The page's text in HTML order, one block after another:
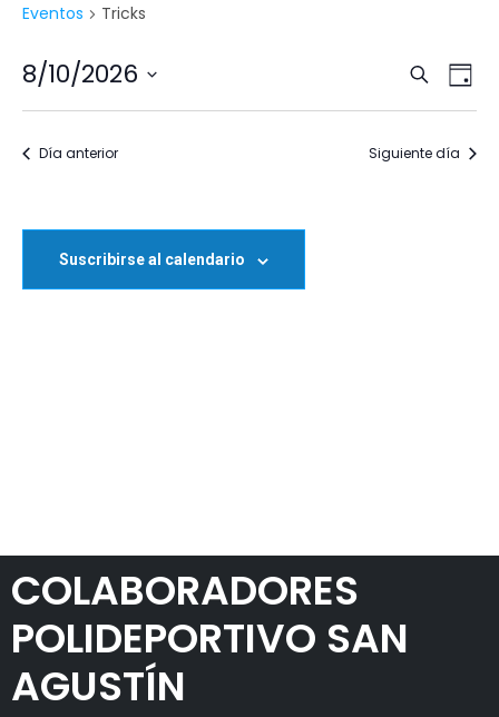
Eventos Tricks
Buscar
DE
Día
8/10/2026
Seleccionar
Día anterior Siguiente día
Suscribirse al calendario
COLABORADORES
POLIDEPORTIVO SAN
AGUSTÍN